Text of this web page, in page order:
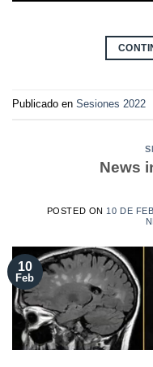
Publicado en Sesiones 2022
News
POSTED ON 10 DE
10
Feb